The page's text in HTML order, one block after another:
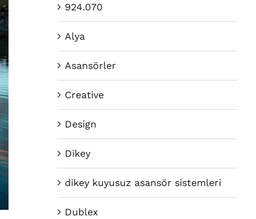
924.070
Alya
Asansörler
Creative
Design
Dikey
dikey kuyusuz asansör sistemleri
Dublex